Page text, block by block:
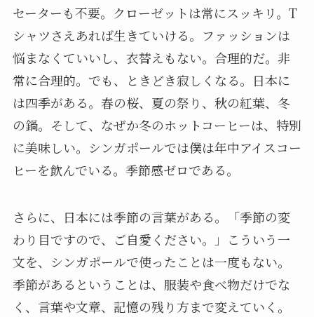
セーターも不要。クローゼットは常にスッキリ。T
シャツさえあれば生きていける。ファッションは
悩まなくていいし、衣替えもない。合理的だ。非
常に合理的。でも、ときどき寂しくなる。日本に
は四季がある。春の桜、夏の祭り、秋の紅葉、冬
の鍋。そして、なぜか冬のホットコーヒーは、特別
に美味しい。シンガポールでは僕は年中アイスコー
ヒーを飲んでいる。季節感ゼロである。
さらに、日本には季節の言葉がある。「季節の変
わり目ですので、ご自愛ください。」こういう一
文を、シンガポールで使ったことは一度もない。
季節があるということは、服装や食べ物だけでな
く、言葉や文章、記憶の残り方まで変えていく。